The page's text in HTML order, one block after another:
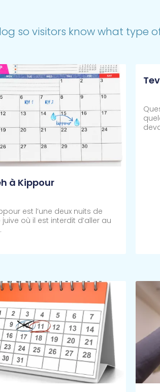
so visitors know what type
à Kippour
est l’une deux nuits de
juive où il est interdit d’aller au